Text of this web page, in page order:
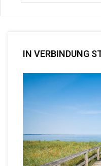
IN VERBINDUNG